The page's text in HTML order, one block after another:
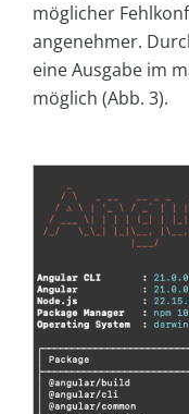
möglicher
angenehmer.
eine Ausgabe im
möglich (Abb. 3).